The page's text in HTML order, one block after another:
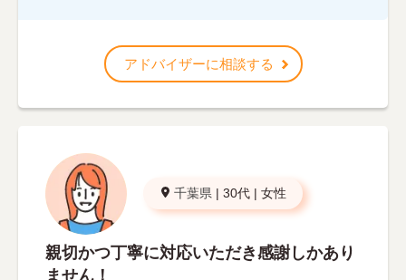
アドバイザーに相談する
千葉県 | 30代 | 女性
親切かつ丁寧に対応いただき感謝しかあり
ません！